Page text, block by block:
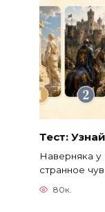
Тест:
Наверняка у
странное
80к.